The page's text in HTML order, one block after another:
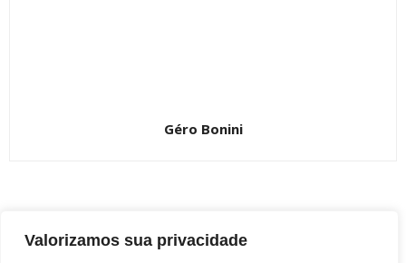
Valorizamos sua privacidade
Géro Bonini